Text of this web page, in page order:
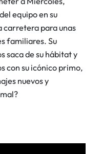
equipo en su
carretera para unas
familiares. Su
saca de su hábitat y
con su icónico primo,
nuevos y